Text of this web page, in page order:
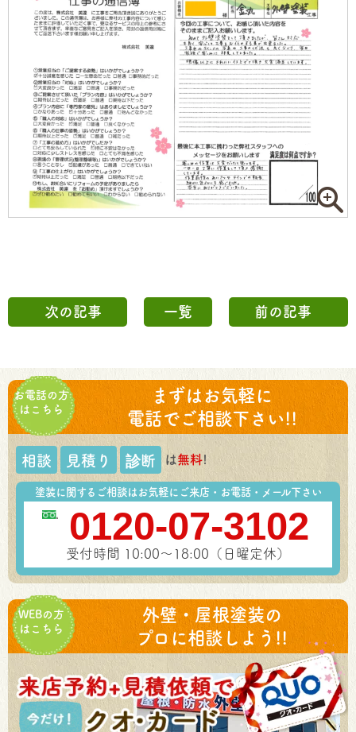
次の記事 一覧 前の記事
お電話の方
はこちら
まずはお気軽に
電話でご相談下さい!!
相談 見積り 診断 は無料!
塗装に関するご相談はお気軽にご来店・お電話・メール下さい
0120-07-3102
受付時間 10:00～18:00（日曜定休）
WEBの方
はこちら
外壁・屋根塗装の
プロに相談しよう!!